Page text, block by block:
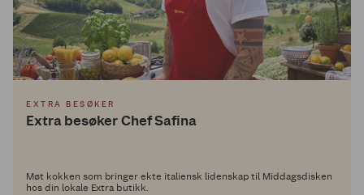
EXTRA BESØKER
Extra besøker Chef Safina
Møt kokken som bringer ekte italiensk lidenskap til Middagsdisken
hos din lokale Extra butikk.